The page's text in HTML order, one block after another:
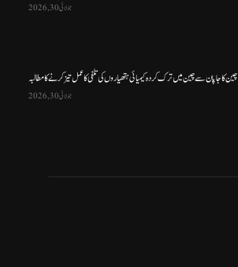
جولائی 30, 2026
چین کا جاپان سے چین میں ترک کردہ کیمیائی ہتھیاروں کی تلفی کا عمل تیز کرنے کا مطالبہ
جولائی 30, 2026